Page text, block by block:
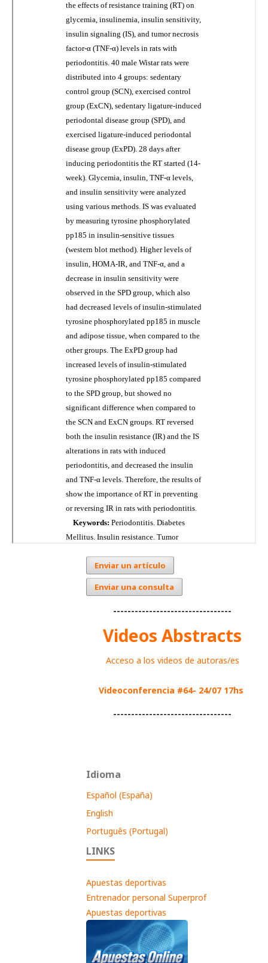
Enviar un artículo
Enviar una consulta
---------------------------------
Videos Abstracts
Acceso a los videos de autoras/es
Videoconferencia #64- 24/07 17hs
---------------------------------
Idioma
Español (España)
English
Português (Portugal)
LINKS
Apuestas deportivas
Entrenador personal Superprof
Apuestas deportivas